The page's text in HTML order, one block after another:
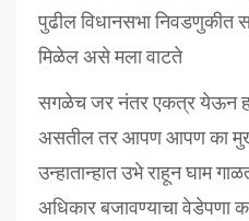
पुढील विधानसभा निवडणुकीत
मिळेल असे मला वाटते
सगळेच जर नंतर एकत्र येऊन
असतील तर आपण आपण का
उन्हातान्हात उभे राहून घाम
अधिकार बजावण्याचा वेडेपणा